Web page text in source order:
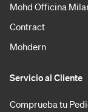
Mohd Officina
Contract
Mohdern
Servicio al Cliente
Comprueba tu